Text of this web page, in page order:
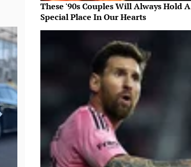
These '90s Couples Will Always Hold A
Special Place In Our Hearts